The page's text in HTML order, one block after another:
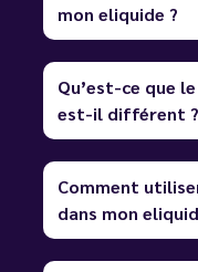
mon eliquide ?
Qu’est-ce que
est-il différent ?
Comment
dans mon